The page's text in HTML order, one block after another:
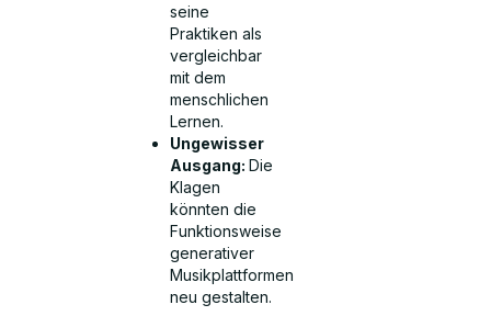
seine
Praktiken als
vergleichbar
mit dem
menschlichen
Lernen.
Ungewisser
Ausgang:Die
Klagen
könnten die
Funktionsweise
generativer
Musikplattformen
neu gestalten.